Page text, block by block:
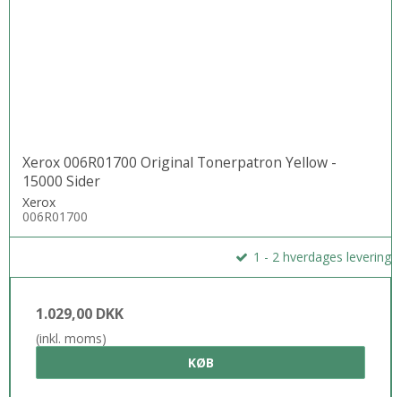
Xerox 006R01700 Original Tonerpatron Yellow -
15000 Sider
Xerox
006R01700
1 - 2 hverdages levering
1.029,00 DKK
(inkl. moms)
KØB